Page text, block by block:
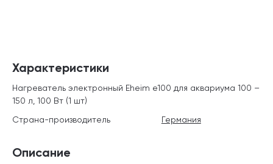
Описание
Характеристики
Нагреватель электронный Eheim е100 для аквариума 100 –
150 л, 100 Вт (1 шт)
Страна-производитель
Германия